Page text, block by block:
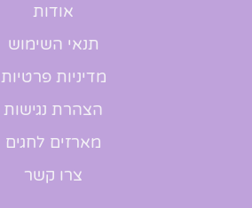
אודות
תנאי השימוש
מדיניות פרטיות
הצהרת נגישות
מארזים לחגים
צרו קשר